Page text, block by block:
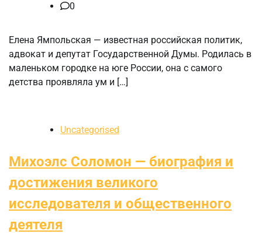
0
Елена Ямпольская — известная российская политик,
адвокат и депутат Государственной Думы. Родилась в
маленьком городке на юге России, она с самого
детства проявляла ум и […]
Uncategorised
Михоэлс Соломон — биография и
достижения великого
исследователя и общественного
деятеля